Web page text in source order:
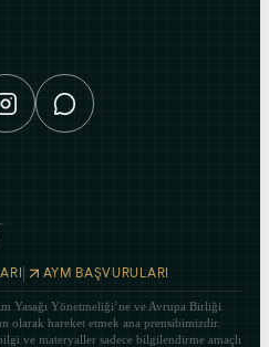
| AYM BAŞVURULARI
Yasağı Yönetmeliği’ne ve Avrupa Birliği
olarak hareket etmek ana prensibimizdir.
ve materyaller sadece bilgilendirme amaçlı